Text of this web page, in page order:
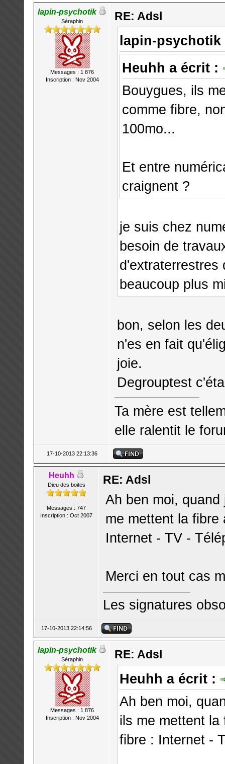
lapin-psychotik
Séraphin
Messages : 1 876
Inscription : Nov 2004
RE: Adsl
lapin-
Heuhh a écrit :
Bouygues, ils
comme fibre,
100mo...
Et entre
craignent ?
je suis chez
besoin de
d'extraterrestres
beaucoup plus
bon, selon les
n'es en fait
joie.
Degrouptest
Ta mère est
elle ralentit le
17-10-2013 22:13:36
Heuhh
Dieu des boites
Messages : 747
Inscription : Oct 2007
RE: Adsl
Ah ben moi,
me mettent la
Internet - TV -
Merci en tout cas
Les signatures
17-10-2013 22:14:56
lapin-psychotik
Séraphin
Messages : 1 876
Inscription : Nov 2004
RE: Adsl
Heuhh a écrit :
Ah ben moi,
ils me mettent
fibre : Internet -